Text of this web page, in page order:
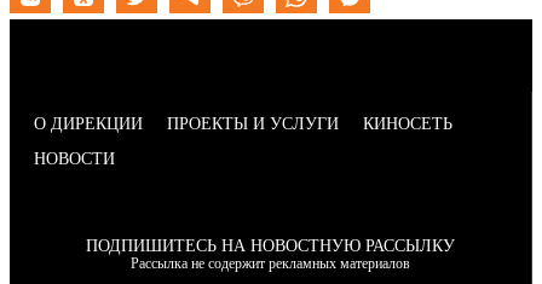
О ДИРЕКЦИИ ПРОЕКТЫ И УСЛУГИ
КИНОСЕТЬ
НОВОСТИ
ПОДПИШИТЕСЬ НА НОВОСТНУЮ РАССЫЛКУ
Рассылка не содержит рекламных материалов